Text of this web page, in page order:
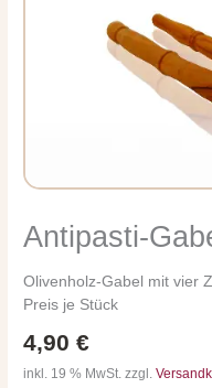
Antipasti-
Olivenholz-Gabel mit vier
Preis je Stück
4,90€
inkl. 19 % MwSt. zzgl.
Antipasti-
Olivenholz
Menge